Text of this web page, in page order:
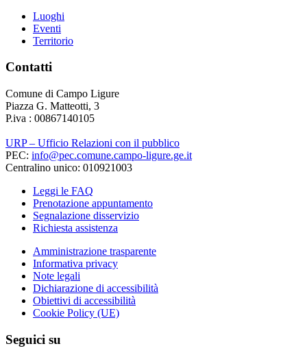
Luoghi
Eventi
Territorio
Contatti
Comune di Campo Ligure
Piazza G. Matteotti, 3
P.iva : 00867140105
URP – Ufficio Relazioni con il pubblico
PEC: info@pec.comune.campo-ligure.ge.it
Centralino unico: 010921003
Leggi le FAQ
Prenotazione appuntamento
Segnalazione disservizio
Richiesta assistenza
Amministrazione trasparente
Informativa privacy
Note legali
Dichiarazione di accessibilità
Obiettivi di accessibilità
Cookie Policy (UE)
Seguici su